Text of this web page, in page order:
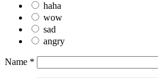
haha
wow
sad
angry
Name *